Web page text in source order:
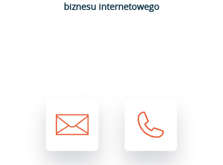
biznesu internetowego